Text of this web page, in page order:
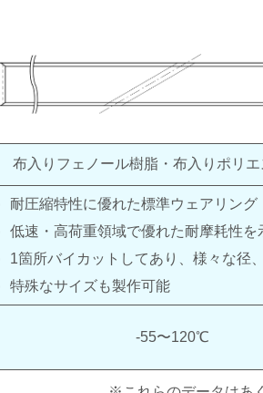
布入りフェノール樹脂・布入りポリ
耐圧縮特性に優れた標準ウェアリング
低速・高荷重領域で優れた耐摩耗性を
1箇所バイカットしてあり、様々な径
特殊なサイズも製作可能
-55〜120℃